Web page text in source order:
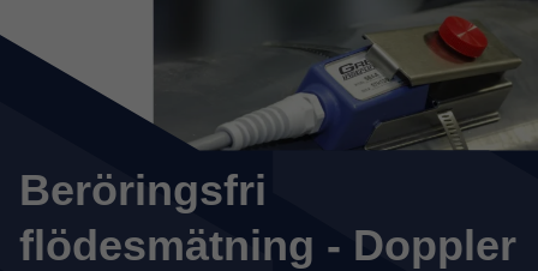
Beröringsfri
flödesmätning - Doppler